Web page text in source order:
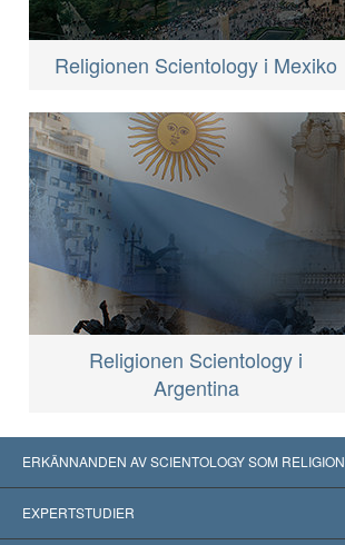
Religionen Scientology i Mexiko
Religionen Scientology i
Argentina
ERKÄNNANDEN AV SCIENTOLOGY SOM RELIGION
USA
EXPERTSTUDIER